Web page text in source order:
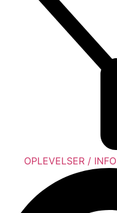
OPLEVELSER / INFO